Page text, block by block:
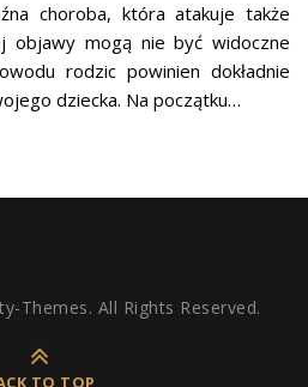
choroba, która atakuje także
objawy mogą nie być widoczne
rodzic powinien dokładnie
dziecka. Na początku…
Themes. All Rights Reserved.
TO TOP